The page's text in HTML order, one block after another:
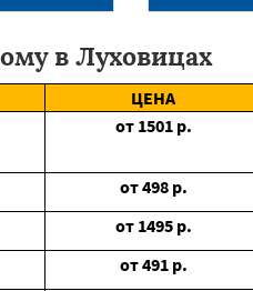
в Луховицах
ЦЕНА
от 1501 р.
от498 р.
от 1495 р.
от491 р.